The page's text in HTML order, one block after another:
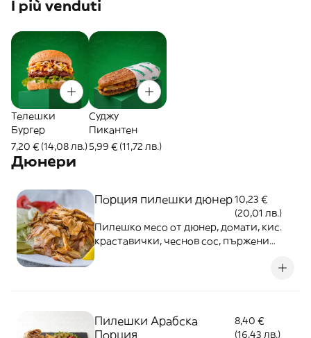
I più venduti
Телешки
Бургер
7,20 € (14,08 лв.)
Cуджу
Пикантен
5,99 € (11,72 лв.)
Дюнери
Порция пилешки дюнер10,23 €
(20,01 лв.)
Пилешко месо от дюнер, домати, кис.
краставички, чеснов сос, пържени
Пилешки Арабска
Порция
8,40 €
(16,43 лв.)